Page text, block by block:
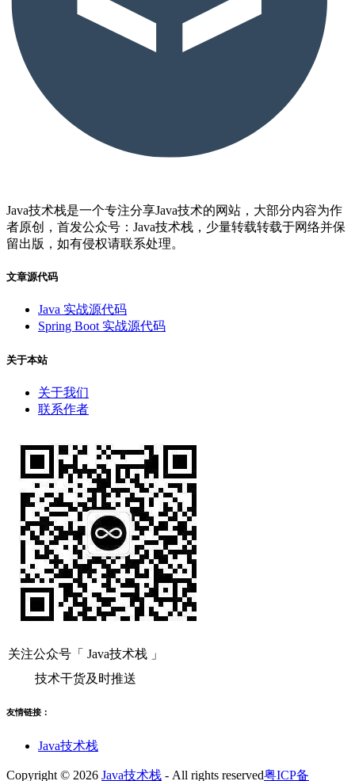
Java技术栈是一个专注分享Java技术的网站，大部分内容为作
者原创，首发公众号：Java技术栈，少量转载转载于网络并保
留出版，如有侵权请联系处理。
文章源代码
Java 实战源代码
Spring Boot 实战源代码
关于本站
关于我们
联系作者
关注公众号「 Java技术栈 」
技术干货及时推送
友情链接：
Java技术栈
Copyright © 2026 Java技术栈 - All rights reserved粤ICP备